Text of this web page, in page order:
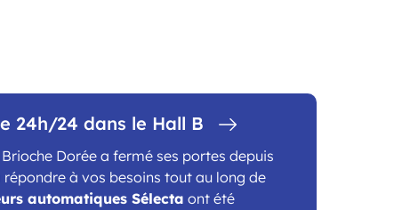
24h/24 dans le Hall B
Brioche Dorée a fermé ses portes depuis
répondre à vos besoins tout au long de
automatiques Sélecta ont été